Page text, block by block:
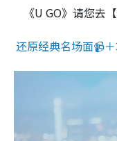
《U GO》请您去
还原经典名场面📹